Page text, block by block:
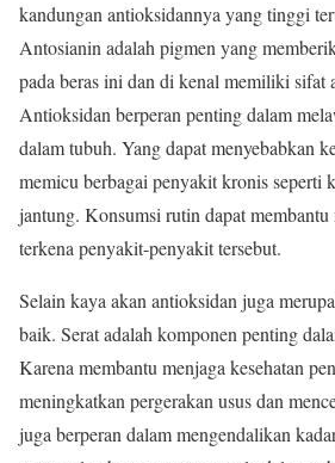
kandungan antioksidannya yang tinggi
Antosianin adalah pigmen yang
pada beras ini dan di kenal memiliki sifat
Antioksidan berperan penting dalam
dalam tubuh. Yang dapat menyebabkan
memicu berbagai penyakit kronis seperti
jantung. Konsumsi rutin dapat
terkena penyakit-penyakit tersebut.
Selain kaya akan antioksidan juga
baik. Serat adalah komponen penting
Karena membantu menjaga kesehatan
meningkatkan pergerakan usus dan
juga berperan dalam mengendalikan